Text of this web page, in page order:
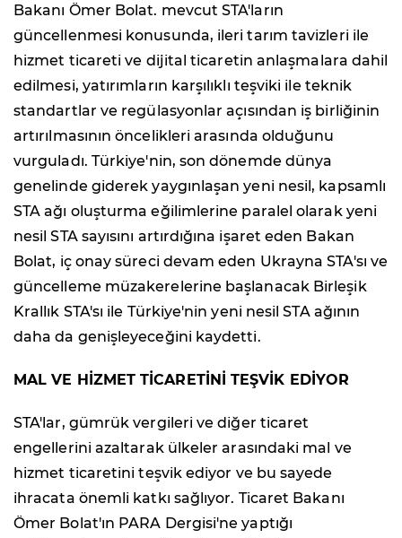
Bakanı Ömer Bolat. mevcut STA'ların
güncellenmesi konusunda, ileri tarım tavizleri ile
hizmet ticareti ve dijital ticaretin anlaşmalara dahil
edilmesi, yatırımların karşılıklı teşviki ile teknik
standartlar ve regülasyonlar açısından iş birliğinin
artırılmasının öncelikleri arasında olduğunu
vurguladı. Türkiye'nin, son dönemde dünya
genelinde giderek yaygınlaşan yeni nesil, kapsamlı
STA ağı oluşturma eğilimlerine paralel olarak yeni
nesil STA sayısını artırdığına işaret eden Bakan
Bolat, iç onay süreci devam eden Ukrayna STA'sı ve
güncelleme müzakerelerine başlanacak Birleşik
Krallık STA'sı ile Türkiye'nin yeni nesil STA ağının
daha da genişleyeceğini kaydetti.
MAL VE HİZMET TİCARETİNİ TEŞVİK EDİYOR
STA'lar, gümrük vergileri ve diğer ticaret
engellerini azaltarak ülkeler arasındaki mal ve
hizmet ticaretini teşvik ediyor ve bu sayede
ihracata önemli katkı sağlıyor. Ticaret Bakanı
Ömer Bolat'ın PARA Dergisi'ne yaptığı